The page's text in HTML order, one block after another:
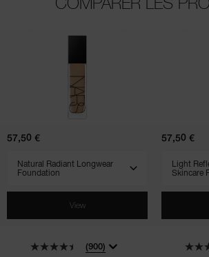
Natural
Radiant
Longwear
Foundation
57,50 €
View
(900)
57,50 €